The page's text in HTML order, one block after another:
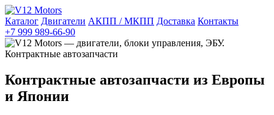
Каталог Двигатели АКПП / МКПП Доставка Контакты
+7 999 989-66-90
Контрактные автозапчасти из Европы
и Японии